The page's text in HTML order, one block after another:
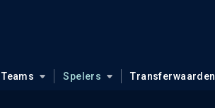
Teams Spelers Transferwaarden